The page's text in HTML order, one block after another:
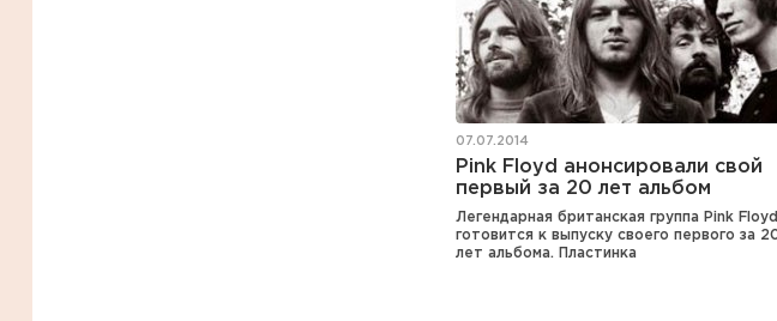
07.07.2014
Pink Floyd анонсировали свой
первый за 20 лет альбом
Легендарная британская группа Pink Floyd
готовится к выпуску своего первого за
лет альбома. Пластинка